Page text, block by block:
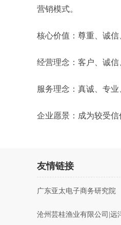
营销模式。
核心价值：尊重、诚
经营理念：客户、诚
服务理念：真诚、专
企业愿景：成为较受
友情链接
广东亚太电子商务研究院
沧州芸桂渔业有限公司|远